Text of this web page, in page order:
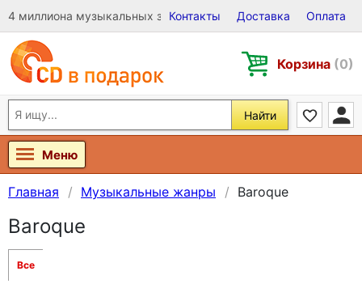
4 миллиона музыкальных записей на Виниле, CD и DVD
Контакты Доставка Оплата
Корзина (0)
Найти
Меню
Главная Музыкальные жанры Baroque
Baroque
Все